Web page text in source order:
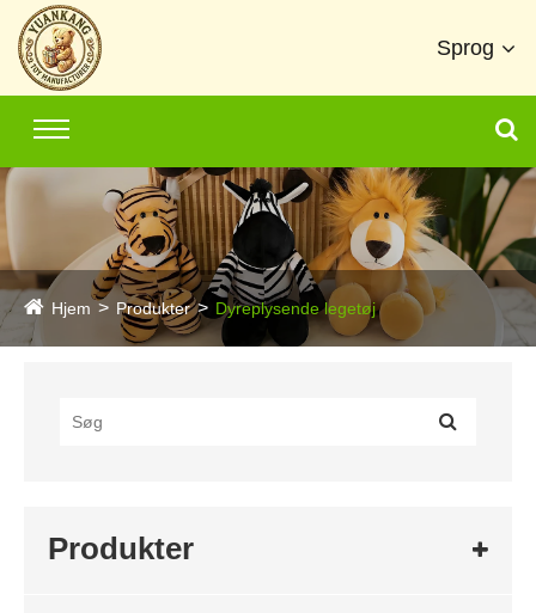
Sprog
Hjem Produkter Dyreplysende legetøj
Produkter